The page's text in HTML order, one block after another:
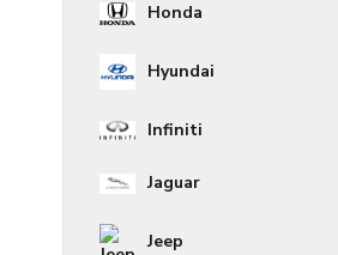
Honda
Hyundai
Infiniti
Jaguar
Jeep